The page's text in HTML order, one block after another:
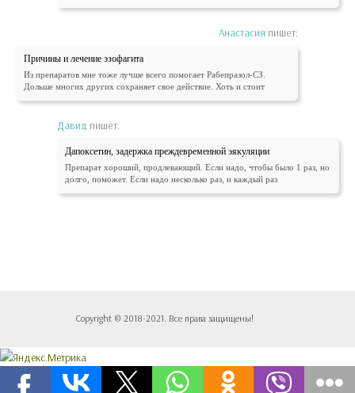
Анастасия пишет:
Причины и лечение эзофагита
Из препаратов мне тоже лучше всего помогает Рабепразол-СЗ.
Дольше многих других сохраняет свое действие. Хоть и стоит
Давид пишет:
Дапоксетин, задержка преждевременной эякуляции
Препарат хороший, продлевающий. Если надо, чтобы было 1 раз, но
долго, поможет. Если надо несколько раз, и каждый раз
Copyright © 2018-2021. Все права защищены!